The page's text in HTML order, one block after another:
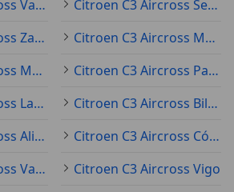
Citroen C3 Aircross Valencia
Citroen C3 Aircross Sevilla
Citroen C3 Aircross Zaragoza
Citroen C3 Aircross Málaga
Citroen C3 Aircross Murcia
Citroen C3 Aircross Palma
Citroen C3 Aircross Las Palmas de Gran Canaria
Citroen C3 Aircross Bilbao
Citroen C3 Aircross Alicante
Citroen C3 Aircross Córdoba
Citroen C3 Aircross Valladolid
Citroen C3 Aircross Vigo